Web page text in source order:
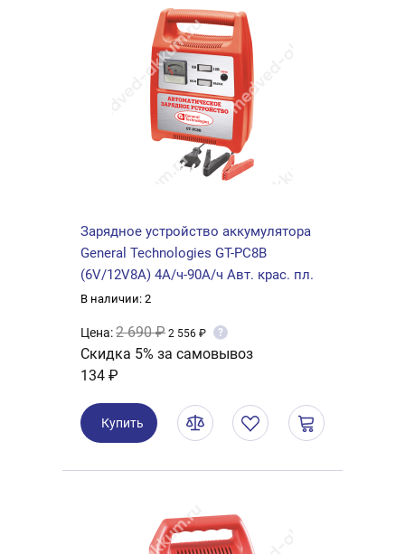
Зарядное устройство аккумулятора
General Technologies GT-PC8B
(6V/12V8А) 4А/ч-90А/ч Авт. крас. пл.
В наличии: 2
Цена:2 690 ₽ 2 556 ₽ ?
Скидка 5% за самовывоз
134 ₽
Купить